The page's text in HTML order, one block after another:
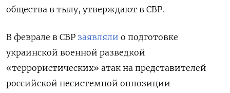
общества в тылу, утверждают в СВР.
В феврале в СВР заявляли о подготовке
украинской военной разведкой
«террористических» атак на представителей
российской несистемной оппозиции